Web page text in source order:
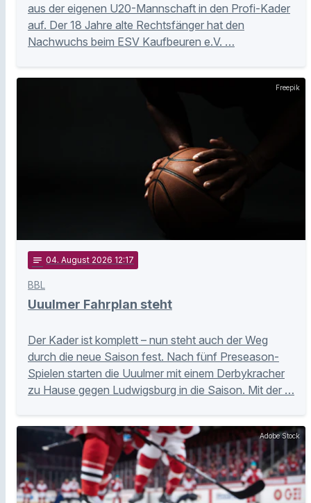
aus der eigenen U20-Mannschaft in den Profi-Kader
auf. Der 18 Jahre alte Rechtsfänger hat den
Nachwuchs beim ESV Kaufbeuren e.V. …
Freepik
notes 04. August 2026 12:17
BBL
Uuulmer Fahrplan steht
Der Kader ist komplett – nun steht auch der Weg
durch die neue Saison fest. Nach fünf Preseason-
Spielen starten die Uuulmer mit einem Derbykracher
zu Hause gegen Ludwigsburg in die Saison. Mit der …
Adobe Stock